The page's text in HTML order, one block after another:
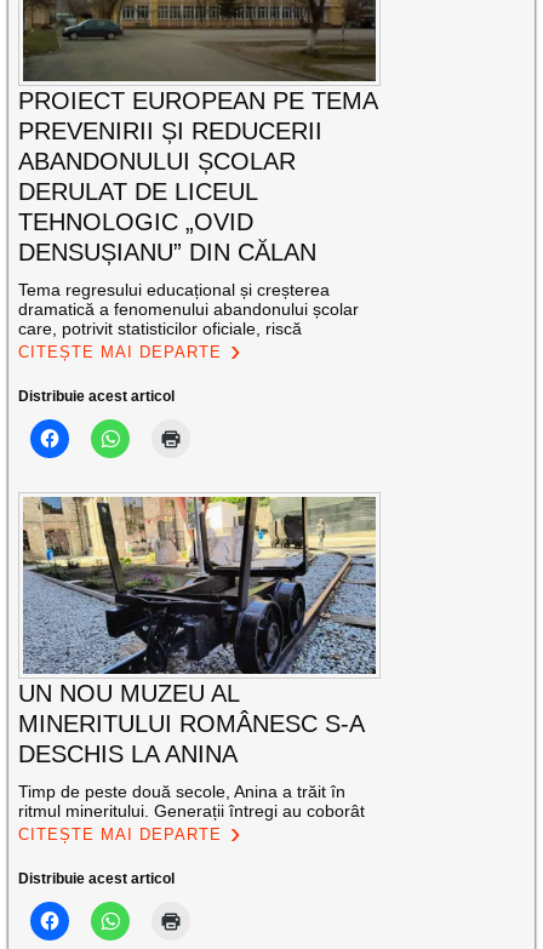
PROIECT EUROPEAN PE TEMA
PREVENIRII ȘI REDUCERII
ABANDONULUI ȘCOLAR
DERULAT DE LICEUL
TEHNOLOGIC „OVID
DENSUȘIANU” DIN CĂLAN
Tema regresului educațional și creșterea
dramatică a fenomenului abandonului școlar
care, potrivit statisticilor oficiale, riscă
CITEȘTE MAI DEPARTE
Distribuie acest articol
UN NOU MUZEU AL
MINERITULUI ROMÂNESC S-A
DESCHIS LA ANINA
Timp de peste două secole, Anina a trăit în
ritmul mineritului. Generații întregi au coborât
CITEȘTE MAI DEPARTE
Distribuie acest articol